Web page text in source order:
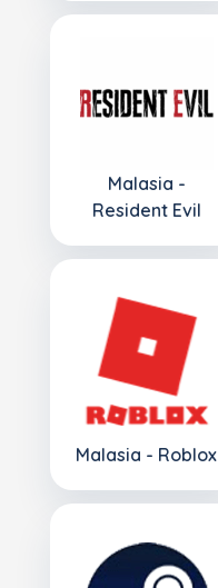
Malasia -
Resident Evil
Malasia - Roblox